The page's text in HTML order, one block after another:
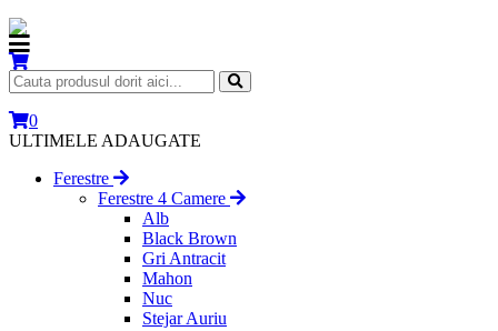
0
ULTIMELE ADAUGATE
Ferestre
Ferestre 4 Camere
Alb
Black Brown
Gri Antracit
Mahon
Nuc
Stejar Auriu